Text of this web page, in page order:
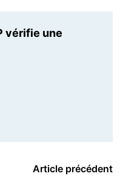
vérifie une
Article précédent